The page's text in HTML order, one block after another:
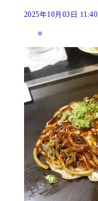
2025年10月03日 11:40